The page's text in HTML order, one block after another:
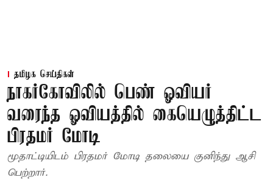
தமிழக செய்திகள்
நாகர்கோவிலில் பெண் ஓவியர்
வரைந்த ஓவியத்தில் கையெழுத்திட்ட
பிரதமர் மோடி
மூதாட்டியிடம் பிரதமர் மோடி தலையை குனிந்து ஆசி
பெற்றார்.